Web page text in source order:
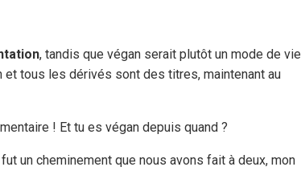
, tandis que végan serait plutôt un mode de vie
et tous les dérivés sont des titres, maintenant au
! Et tu es végan depuis quand ?
un cheminement que nous avons fait à deux, mon